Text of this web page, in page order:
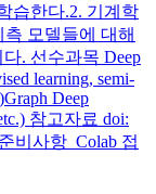
습한다.2. 기계학
모델들에 대해
. 선수과목 Deep
learning, semi-
Deep
참고자료 doi:
비사항 Colab 접